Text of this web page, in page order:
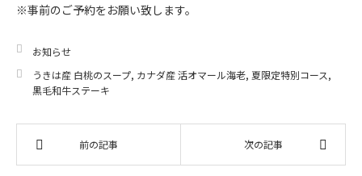
※事前のご予約をお願い致します。
お知らせ
うきは産 白桃のスープ, カナダ産 活オマール海老, 夏限定特別コース,
黒毛和牛ステーキ
前の記事 次の記事